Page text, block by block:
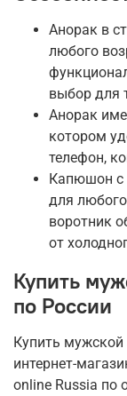
Анорак в
любого
выбор для
Анорак
котором
телефон,
Капюшон с
для
воротник
от
Купить
по России
Купить
интернет-
online Russia по